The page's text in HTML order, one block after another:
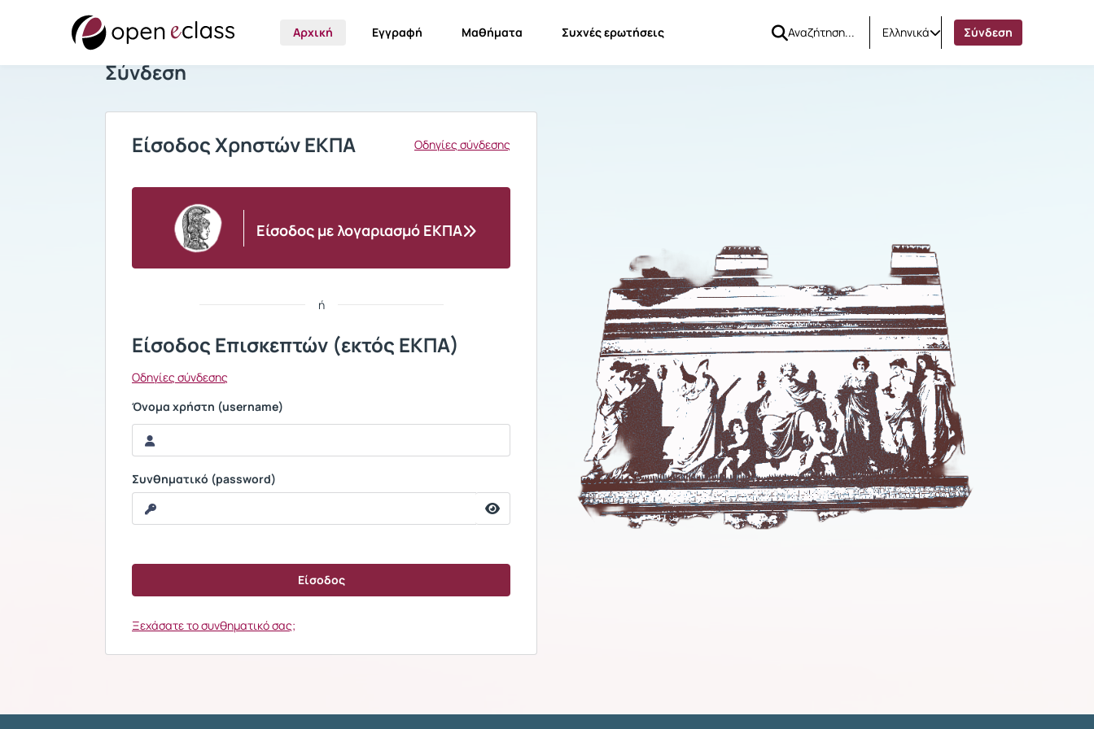
Αρχική Εγγραφή Μαθήματα Συχνές ερωτήσεις Ελληνικά Σύνδεση
Σύνδεση
Είσοδος Χρηστών ΕΚΠΑ Οδηγίες σύνδεσης
Είσοδος με λογαριασμό ΕΚΠΑ
ή
Είσοδος Επισκεπτών (εκτός ΕΚΠΑ)
Οδηγίες σύνδεσης
Όνομα χρήστη (username)
Συνθηματικό (password)
Ξεχάσατε το συνθηματικό σας;